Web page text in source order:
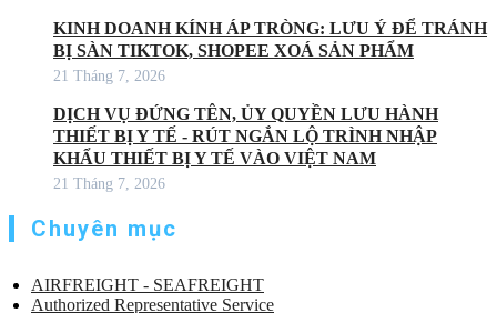
KINH DOANH KÍNH ÁP TRÒNG: LƯU Ý ĐỂ TRÁNH
BỊ SÀN TIKTOK, SHOPEE XOÁ SẢN PHẨM
21 Tháng 7, 2026
DỊCH VỤ ĐỨNG TÊN, ỦY QUYỀN LƯU HÀNH
THIẾT BỊ Y TẾ - RÚT NGẮN LỘ TRÌNH NHẬP
KHẨU THIẾT BỊ Y TẾ VÀO VIỆT NAM
21 Tháng 7, 2026
Chuyên mục
AIRFREIGHT - SEAFREIGHT
Authorized Representative Service